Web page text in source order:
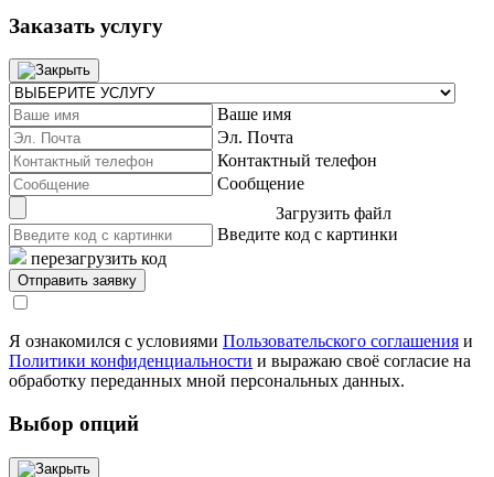
Заказать услугу
Ваше имя
Эл. Почта
Контактный телефон
Сообщение
Загрузить файл
Введите код с картинки
перезагрузить код
Я ознакомился с условиями Пользовательского соглашения и
Политики конфиденциальности и выражаю своё согласие на
обработку переданных мной персональных данных.
Выбор опций